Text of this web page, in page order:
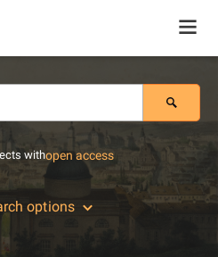
withopen access
options